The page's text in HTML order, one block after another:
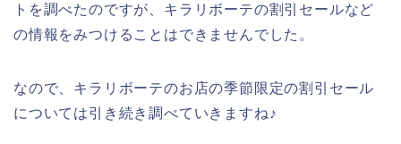
トを調べたのですが、キラリボーテの割引セールなど
の情報をみつけることはできませんでした。
なので、キラリボーテのお店の季節限定の割引セール
については引き続き調べていきますね♪